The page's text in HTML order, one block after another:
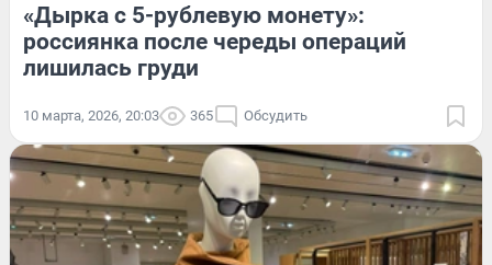
«Дырка с 5-рублевую монету»:
россиянка после череды операций
лишилась груди
10 марта, 2026, 20:03 365 Обсудить